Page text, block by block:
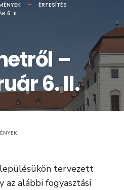
ÉRTESÍTÉS
6. II.
–
6. II.
tervezett
az alábbi fogyasztási